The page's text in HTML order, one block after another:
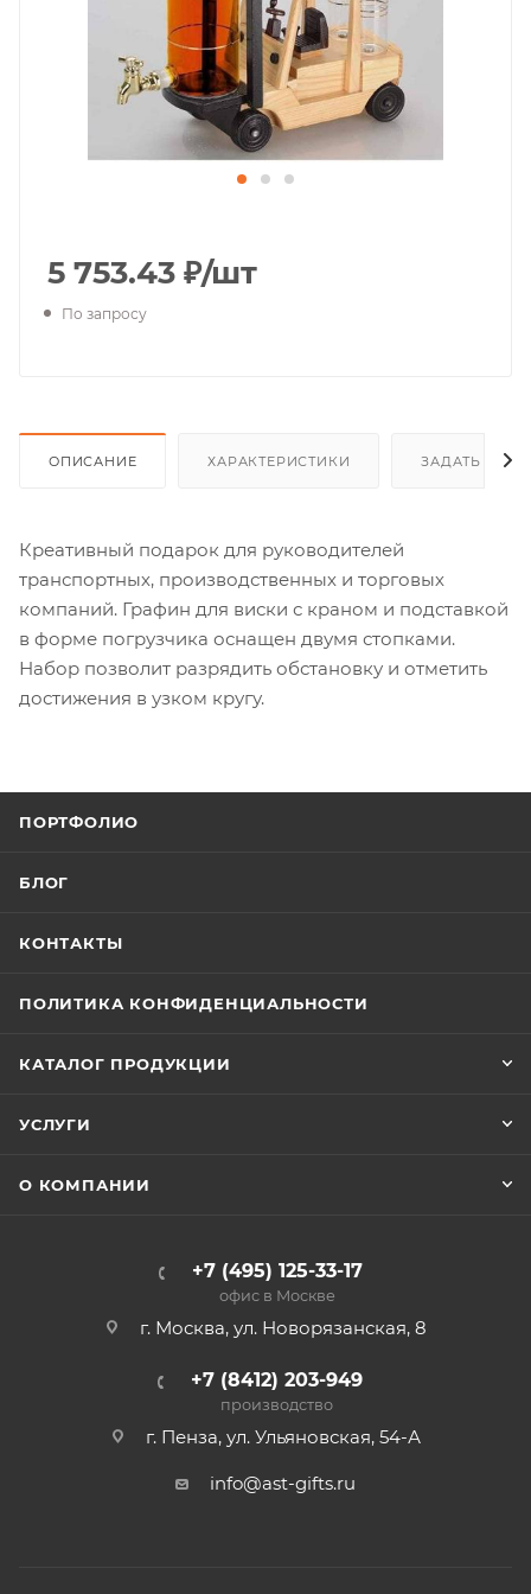
5 753.43 ₽/шт
По запросу
ОПИСАНИЕ ХАРАКТЕРИСТИКИ ЗАДАТЬ
Креативный подарок для руководителей
транспортных, производственных и торговых
компаний. Графин для виски с краном и подставкой
в форме погрузчика оснащен двумя стопками.
Набор позволит разрядить обстановку и отметить
достижения в узком кругу.
ПОРТФОЛИО
БЛОГ
КОНТАКТЫ
ПОЛИТИКА КОНФИДЕНЦИАЛЬНОСТИ
КАТАЛОГ ПРОДУКЦИИ
УСЛУГИ
О КОМПАНИИ
+7 (495) 125-33-17
офис в Москве
г. Москва, ул. Новорязанская, 8
+7 (8412) 203-949
производство
г. Пенза, ул. Ульяновская, 54-А
info@ast-gifts.ru